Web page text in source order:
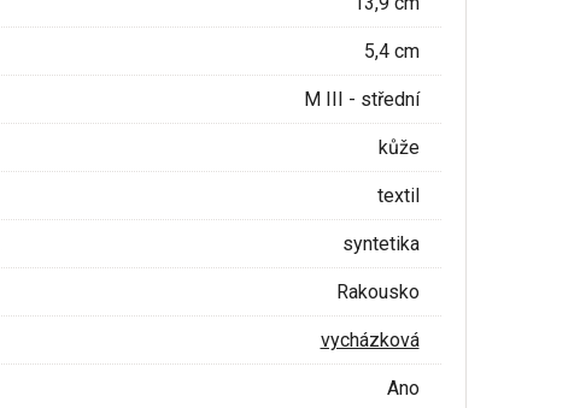
5,4 cm
M III - střední
kůže
textil
syntetika
Rakousko
vycházková
Ano